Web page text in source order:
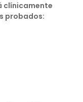
clínicamente
probados: